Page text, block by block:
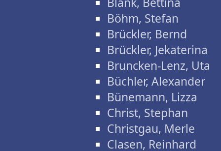
Böhm, Stefan
Brückler, Bernd
Brückler, Jekaterina
Bruncken-Lenz, Uta
Büchler, Alexander
Bünemann, Lizza
Christ, Stephan
Christgau, Merle
Clasen, Reinhard